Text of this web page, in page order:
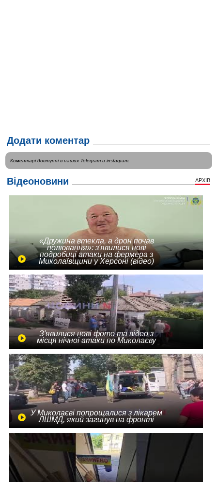
Додати коментар
Коментарі доступні в наших Telegramи instagram.
Відеоновини АРХІВ
«Дружина втекла, а дрон почав
полювання»: з'явилися нові
подробиці атаки на фермера з
Миколаївщини у Херсоні (відео)
З'явилися нові фото та відео з
місця нічної атаки по Миколаєву
У Миколаєві попрощалися з лікарем
ЛШМД, який загинув на фронті